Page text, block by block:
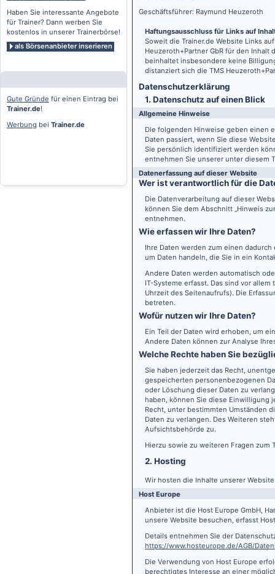
Haben Sie interessante Angebote
für Trainer? Dann werben Sie
kostenlos in unserer Trainerbörse!
als Börsenanbieter inserieren
Gute Gründe für einen Eintrag bei
Trainer.de!
Werbung bei Trainer.de
Geschäftsführer: Raymund Heuzeroth
Haftungsausschluss für Links auf
Soweit die Trainer.de Website Links
Heuzeroth+Partner GbR für den Inhalt
beinhaltet insbesondere keine
distanziert sich die TMS
Datenschutz­erklärung
1. Datenschutz auf einen Blick
Allgemeine Hinweise
Die folgenden Hinweise geben einen
Daten passiert, wenn Sie diese
Sie persönlich identifiziert werden
entnehmen Sie unserer unter diesem
Datenerfassung auf dieser Website
Wer ist verantwortlich für die
Die Datenverarbeitung auf dieser
können Sie dem Abschnitt „Hinweis
entnehmen.
Wie erfassen wir Ihre Daten?
Ihre Daten werden zum einen
um Daten handeln, die Sie in ein
Andere Daten werden automatisch
IT-Systeme erfasst. Das sind vor
Uhrzeit des Seitenaufrufs). Die
betreten.
Wofür nutzen wir Ihre Daten?
Ein Teil der Daten wird erhoben, um
Andere Daten können zur Analyse
Welche Rechte haben Sie
Sie haben jederzeit das Recht,
gespeicherten personenbezogenen
oder Löschung dieser Daten zu
haben, können Sie diese Einwilligung
Recht, unter bestimmten Umständen
Daten zu verlangen. Des Weiteren
Aufsichtsbehörde zu.
Hierzu sowie zu weiteren Fragen zum
2. Hosting
Wir hosten die Inhalte unserer
Host Europe
Anbieter ist die Host Europe GmbH,
unsere Website besuchen, erfasst
Details entnehmen Sie der
https://www.hosteurope.de/AGB/
Die Verwendung von Host Europe
berechtigtes Interesse an einer